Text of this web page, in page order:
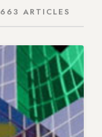
ARTICLES